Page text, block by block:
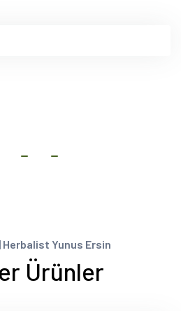
Herbalist Yunus Ersin
Ürünler